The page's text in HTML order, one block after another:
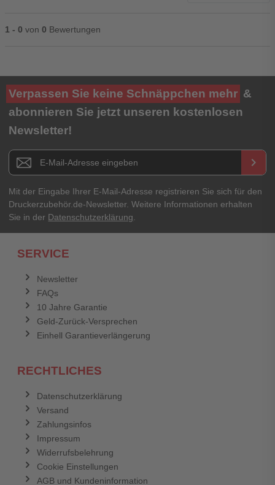
1 - 0 von 0 Bewertungen
Ihre Bewertung**
★★★★★
Titel**
E-Mail-Adresse
Ihr Passwort
Verpassen Sie keine Schnäppchen mehr &
abonnieren Sie jetzt unseren kostenlosen
Newsletter!
Newsletter E-Mail Adresse keyboard_arrow_right
Mit der Eingabe Ihrer E-Mail-Adresse registrieren Sie sich für den
Druckerzubehör.de-Newsletter. Weitere Informationen erhalten
Sie in der Datenschutzerklärung.
SERVICE
Newsletter
FAQs
10 Jahre Garantie
Geld-Zurück-Versprechen
Einhell Garantieverlängerung
RECHTLICHES
Datenschutzerklärung
Versand
Zahlungsinfos
Impressum
Widerrufsbelehrung
Cookie Einstellungen
AGB und Kundeninformation